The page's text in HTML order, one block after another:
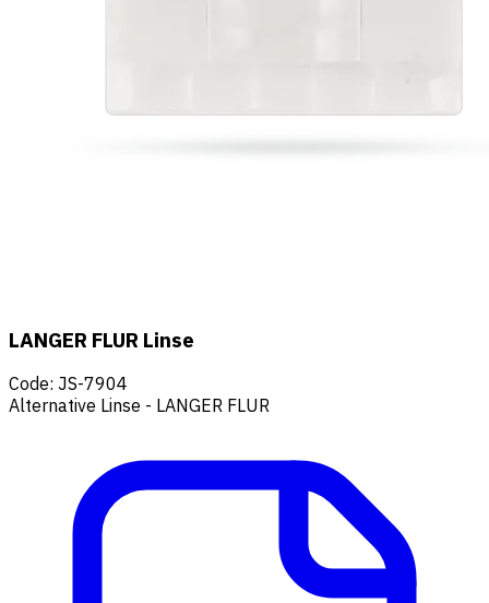
LANGER FLUR Linse
Code: JS-7904
Alternative Linse - LANGER FLUR